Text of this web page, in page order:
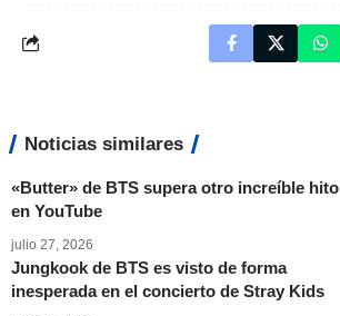
Noticias similares
«Butter» de BTS supera otro increíble hito
en YouTube
julio 27, 2026
Jungkook de BTS es visto de forma
inesperada en el concierto de Stray Kids